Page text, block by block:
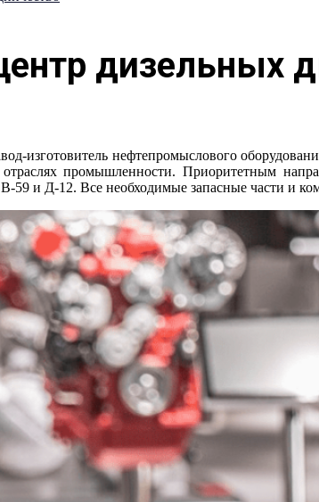
дизельных
изготовитель нефтепромыслового
промышленности. Приоритетным
59 и Д-12. Все необходимые запасные части и